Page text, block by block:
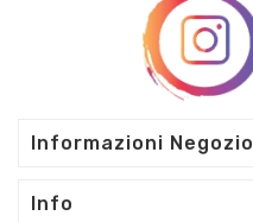
Informazioni Negozio
Info